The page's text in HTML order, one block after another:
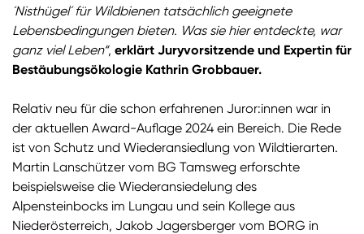
´Nisthügel´ für Wildbienen tatsächlich geeignete
Lebensbedingungen bieten. Was sie hier entdeckte, war
ganz viel Leben“, erklärt Juryvorsitzende und Expertin für
Bestäubungsökologie Kathrin Grobbauer.
Relativ neu für die schon erfahrenen Juror:innen war in
der aktuellen Award-Auflage 2024 ein Bereich. Die Rede
ist von Schutz und Wiederansiedlung von Wildtierarten.
Martin Lanschützer vom BG Tamsweg erforschte
beispielsweise die Wiederansiedelung des
Alpensteinbocks im Lungau und sein Kollege aus
Niederösterreich, Jakob Jagersberger vom BORG in